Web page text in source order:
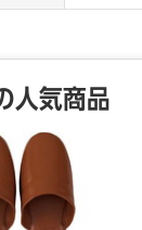
人気商品